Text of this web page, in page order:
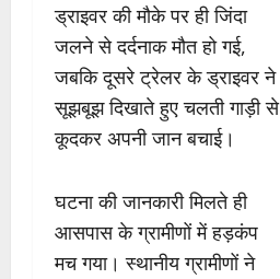
ड्राइवर की मौके पर ही जिंदा
जलने से दर्दनाक मौत हो गई,
जबकि दूसरे ट्रेलर के ड्राइवर ने
सूझबूझ दिखाते हुए चलती गाड़ी से
कूदकर अपनी जान बचाई।
घटना की जानकारी मिलते ही
आसपास के ग्रामीणों में हड़कंप
मच गया। स्थानीय ग्रामीणों ने